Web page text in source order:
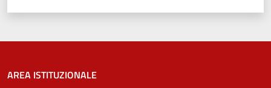
AREA ISTITUZIONALE